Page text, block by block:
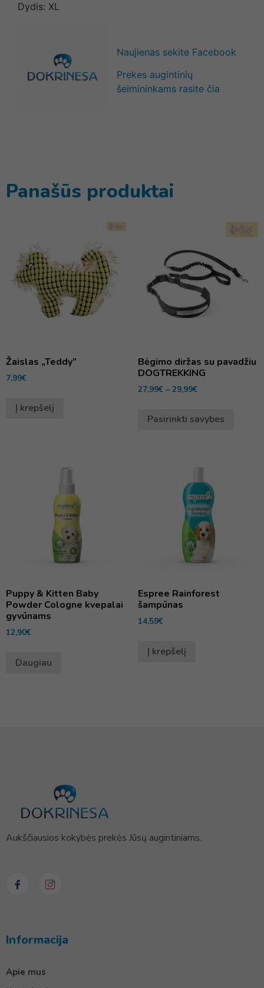
Dydis: XL
Naujienas sekite Facebook
Prekes augintinių
šeimininkams rasite čia
Panašūs produktai
Žaislas „Teddy”
7,99€
Į krepšelį
Bėgimo diržas su pavadžiu
DOGTREKKING
27,99€ – 29,99€
Pasirinkti savybes
Puppy & Kitten Baby
Powder Cologne kvepalai
gyvūnams
12,90€
Daugiau
Espree Rainforest
šampūnas
14,59€
Į krepšelį
Aukščiausios kokybės prekės Jūsų augintiniams.
Informacija
Apie mus